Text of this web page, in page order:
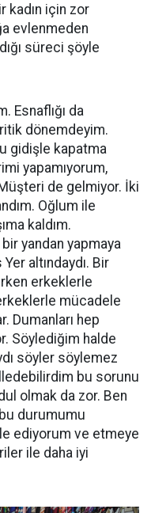
kadın için zor
evlenmeden
süreci şöyle
Esnaflığı da
dönemdeyim.
gidişle kapatma
yapamıyorum,
de gelmiyor. İki
Oğlum ile
kaldım.
yandan yapmaya
altındaydı. Bir
erkeklerle
mücadele
Dumanları hep
Söylediğim halde
söyler söylemez
bu sorunu
olmak da zor. Ben
bu durumumu
ediyorum ve etmeye
ile daha iyi